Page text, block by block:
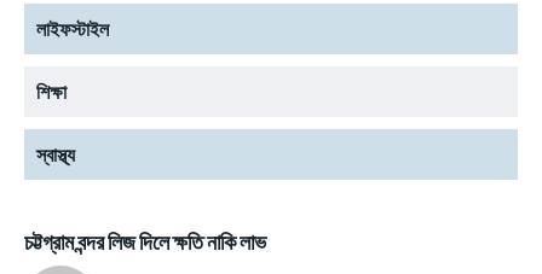
লাইফস্টাইল
শিক্ষা
স্বাস্থ্য
চট্টগ্রাম বন্দর লিজ দিলে ক্ষতি নাকি লাভ